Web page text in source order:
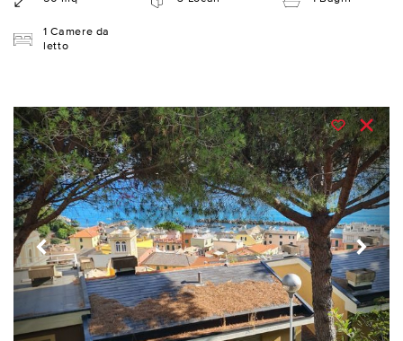
1 Camere da
letto